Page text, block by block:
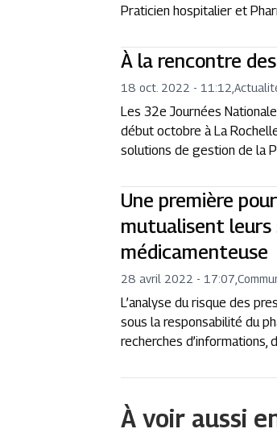
Praticien hospitalier et
À la rencontre
18 oct. 2022 - 11:12 ,
Les 32e Journées
début octobre à La
solutions de gestion de la
Une première
mutualisent leurs
médicamenteuse
28 avril 2022 - 17:07 ,
L’analyse du risque des
sous la responsabilité du
recherches d’informations,
À voir aussi